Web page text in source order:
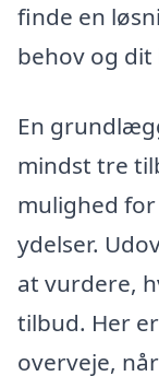
finde en
behov og
En
mindst tre
mulighed
ydelser.
at vurdere,
tilbud. Her
overveje,